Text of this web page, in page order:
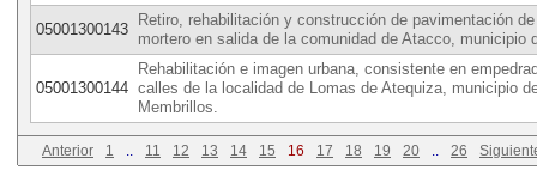
05001300143
Retiro, rehabilitación y construcción de pavimentación
mortero en salida de la comunidad de Atacco, municipio
05001300144
Rehabilitación e imagen urbana, consistente en
calles de la localidad de Lomas de Atequiza, municipio
Membrillos.
Anterior 1 11 12 13 14 15 16 17 18 19 20 26